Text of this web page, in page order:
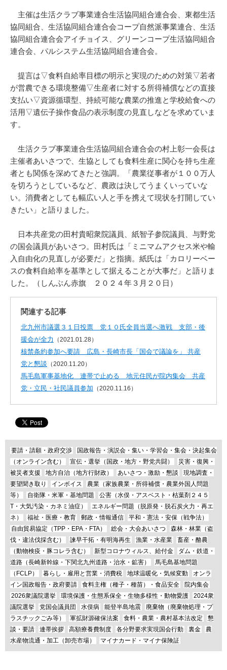
主催は生活クラブ事業連合生活協同組合連合会、東都生活
協同組合、生活協同組合連合会コープ自然派事業連合、生活
協同組合連合会アイチョイス、グリーンコープ生活協同組合
連合会、パルシステム生活協同組合連合会。
提言は▽食料自給率目標の明示と実現のための対策▽若者
が営農できる環境整備▽生産者に対する所得補償などの直接
支払い▽資源循環型、持続可能な農業の推進と学校給食への
活用▽遺伝子操作食品の表示制度の見直しなどを求めていま
す。
生活クラブ事業連合生活協同組合連合会の村上彰一会長は
主催者あいさつで、生協としても食料生産に関心を持ち生産
者とも関係を深めてきたと強調。「農業従事者が１００万人
を切ろうとしているなど、農政は決してうまくいっていな
い。消費者としても幅広い人と手を携えて現状を打開してい
きたい」と語りました。
日本共産党の田村貴昭衆院議員、紙智子参院議員、与野党
の国会議員があいさつ。田村氏は「ミニマムアクセス米や輸
入自由化の見直しが必要だ」と指摘。紙氏は「カロリーベー
スの食料自給率を基準として据えることが大事だ」と語りま
した。（しんぶん赤旗 ２０２４年３月２０日）
関連する記事
北九州市議選３１日投票 党１０氏全員当選へ激戦 支部・後
援会が全力
（2021.01.28）
核禁条約参加へ要請 広島・長崎市長「国会で議論を」 共産
党と懇談 （2020.11.20）
馬毛島軍事基地化 連帯で止める 地元住民が院内集会 共産
党・立民・社民議員参加 （2020.11.16）
要請・請願・政府交渉
国政報告・演説会・集い・学習会・集会・決起集会
（オンライン含む）
宣伝・選挙（国政・地方・野党共闘）
災害・復興・
被災者支援
地方自治（地方行財政） あいさつ・激励・懇談
現地調査・
要望聞き取り
インボイス
農業（家族農業・所得補償・農業外国人問題
等）
自衛隊・米軍・基地問題
公害（水俣・アスベスト・枯葉剤２４５
T・大気汚染・カネミ油症）
エネルギー問題（脱原発・脱石炭火力・再エ
ネ）
福祉・医療・教育 郵政・情報通信
平和・憲法・安保（戦争法）
自由貿易協定（TPP・EPA・FTA）
総会・大会あいさつ
森林・林業（盗
伐・違法伐採含む）
諫早干拓・有明海再生 漁業・水産業
畜産・酪農
（動物検疫・豚コレラ含む）
新型コロナウィルス、給付金
ダム・鉄道・
道路（長崎新幹線・下関北九州道路・治水・鉱害）
馬毛島基地問題
（FCLP）
暮らし・雇用と営業・消費税 地球温暖化・気候変動
オンラ
イン国政報告・政府要請
食料主権（種子・種苗）・食品安全
院内集会
2026衆議院選挙
環境保護・生態系保全・生物多様性・動物愛護
2024衆
議院選挙
党国会議員団 水俣病 能登半島地震
廃棄物（廃棄物処理・プ
ラスチックごみ等）
軍拡財源確保法案 食料・農業・農村基本法改定
懇
談・要請
連帯挨拶 高額療養費制度 各分野要求実現国会行動 裏金
農
水産物流通・加工（卸売市場）
マイナカード・マイナ保険証